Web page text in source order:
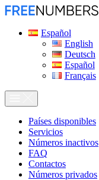
Español
English
Deutsch
Español
Français
Países disponibles
Servicios
Números inactivos
FAQ
Contactos
Números privados